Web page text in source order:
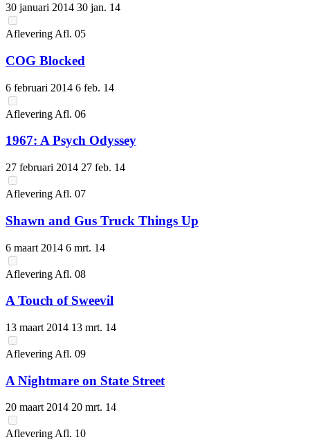
30 januari 2014 30 jan. 14
Aflevering Afl. 05
COG Blocked
6 februari 2014 6 feb. 14
Aflevering Afl. 06
1967: A Psych Odyssey
27 februari 2014 27 feb. 14
Aflevering Afl. 07
Shawn and Gus Truck Things Up
6 maart 2014 6 mrt. 14
Aflevering Afl. 08
A Touch of Sweevil
13 maart 2014 13 mrt. 14
Aflevering Afl. 09
A Nightmare on State Street
20 maart 2014 20 mrt. 14
AfleveringAfl. 10